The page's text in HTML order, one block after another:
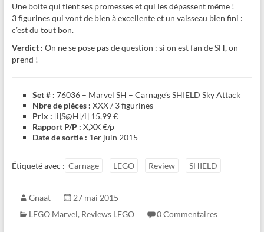
Une boite qui tient ses promesses et qui les dépassent même !
3 figurines qui vont de bien à excellente et un vaisseau bien fini :
c’est du tout bon.
Verdict : On ne se pose pas de question : si on est fan de SH, on
prend !
Set # : 76036 – Marvel SH – Carnage’s SHIELD Sky Attack
Nbre de pièces : XXX / 3 figurines
Prix : [i]S@H[/i] 15,99 €
Rapport P/P : X,XX €/p
Date de sortie : 1er juin 2015
Étiqueté avec : Carnage LEGO Review SHIELD
Gnaat
27 mai 2015
LEGO Marvel, Reviews LEGO 0 Commentaires